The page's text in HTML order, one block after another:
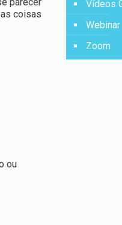
coisas
ou
Vídeos
Webinar
Zoom